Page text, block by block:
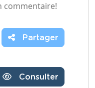
commentaire!
Partager
Consulter